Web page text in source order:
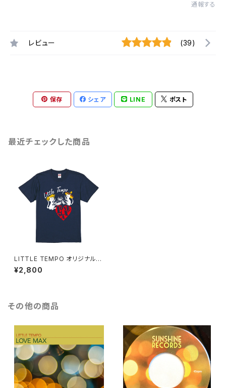
通報する
レビュー (39)
保存 シェア LINE ポスト
最近チェックした商品
LITTLE TEMPO オリジナルT
シャツ (color / ダークヘザーネ
イビー)
¥2,800
その他の商品